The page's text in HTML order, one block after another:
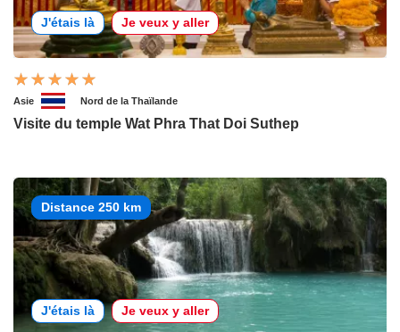
J'étais là Je veux y aller
Asie Nord de la Thaïlande
Visite du temple Wat Phra That Doi Suthep
Distance 250 km
J'étais là Je veux y aller